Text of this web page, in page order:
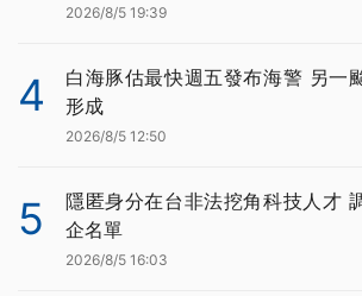
2026/8/5 19:39
4
白海豚估最快週五發布海警 另一
形成
2026/8/5 12:50
5
隱匿身分在台非法挖角科技人才
企名單
2026/8/5 16:03